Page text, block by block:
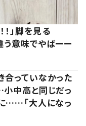
」脚を見る
意味でやばーー
合っていなかった
中高と同じだっ
……「大人になっ